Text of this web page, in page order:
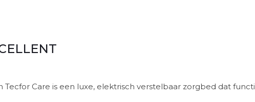
Tecfor Care is een luxe, elektrisch verstelbaar zorgbed dat